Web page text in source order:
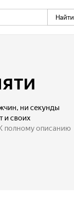
Найти
ни секунды
и своих
так кажется?
полному описанию